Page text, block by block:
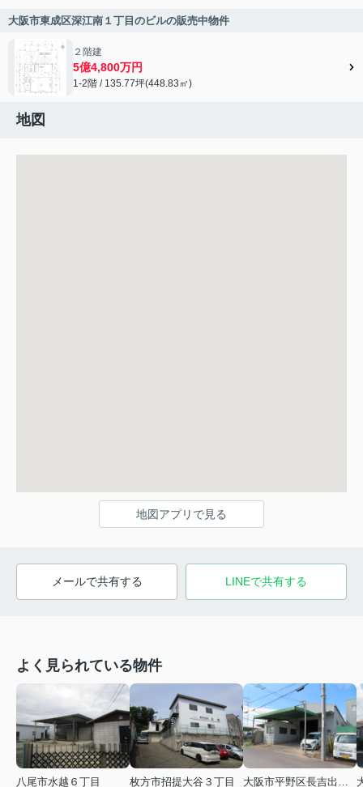
大阪市東成区深江南１丁目のビルの販売中物件
２階建
5億4,800万円
1-2階 / 135.77坪(448.83㎡)
地図
地図アプリで見る
メールで共有する LINEで共有する
よく見られている物件
八尾市水越６丁目
枚方市招提大谷３丁目
大阪市平野区長吉出戸７丁目